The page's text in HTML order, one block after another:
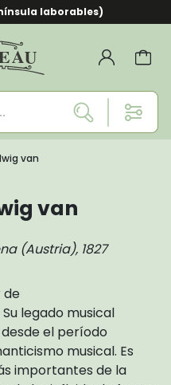
laborables)
van
van
(Austria), 1827
de
legado musical
el período
musical. Es
importantes de la